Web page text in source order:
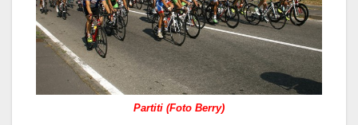
Partiti (Foto Berry)